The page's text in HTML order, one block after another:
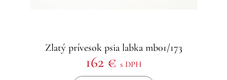
Zlatý prívesok psia labka mb01/173
162 € s DPH